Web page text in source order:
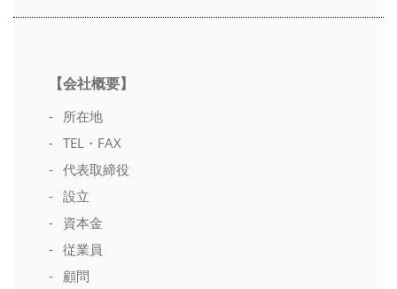
お電話でのお問い合わせ
【会社概要】
所在地
TEL・FAX
代表取締役
設立
資本金
従業員
顧問